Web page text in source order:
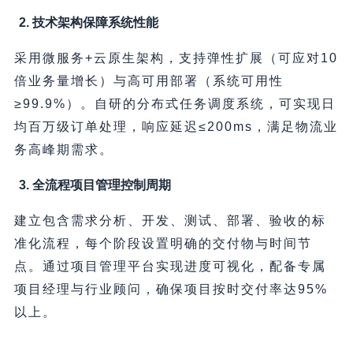
2. 技术架构保障系统性能
采用微服务+云原生架构，支持弹性扩展（可应对10
倍业务量增长）与高可用部署（系统可用性
≥99.9%）。自研的分布式任务调度系统，可实现日
均百万级订单处理，响应延迟≤200ms，满足物流业
务高峰期需求。
3. 全流程项目管理控制周期
建立包含需求分析、开发、测试、部署、验收的标
准化流程，每个阶段设置明确的交付物与时间节
点。通过项目管理平台实现进度可视化，配备专属
项目经理与行业顾问，确保项目按时交付率达95%
以上。